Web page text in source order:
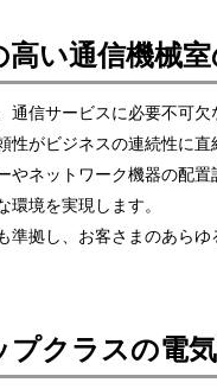
高い通信機械
通信サービスに必要不可欠
性がビジネスの連続性に
やネットワーク機器の配
環境を実現します。
準拠し、お客さまのあら
プクラスの電